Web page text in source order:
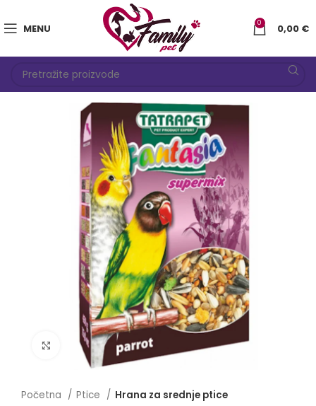
MENU 0 0,00 €
Click to enlarge
Početna Ptice Hrana za srednje ptice